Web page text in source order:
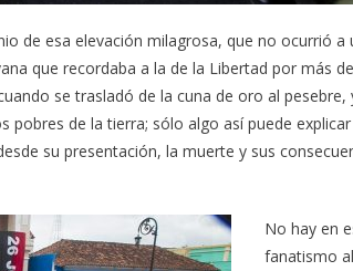
de esa elevación milagrosa, que no ocurrió
que recordaba a la de la Libertad por más
se trasladó de la cuna de oro al
pobres de la tierra; sólo algo así puede
su presentación, la muerte y sus
No hay en
fanatismo